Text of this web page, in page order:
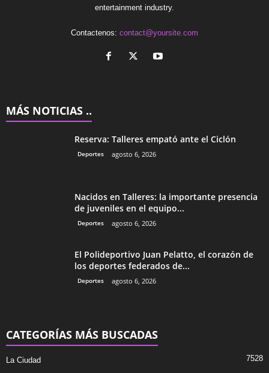
entertainment industry.
Contactenos: contact@yoursite.com
MÁS NOTICIAS ..
Reserva: Talleres empató ante el Ciclón
Deportes agosto 6, 2026
Nacidos en Talleres: la importante presencia
de juveniles en el equipo...
Deportes agosto 6, 2026
El Polideportivo Juan Pelatto, el corazón de
los deportes federados de...
Deportes agosto 6, 2026
CATEGORÍAS MÁS BUSCADAS
La Ciudad
7528